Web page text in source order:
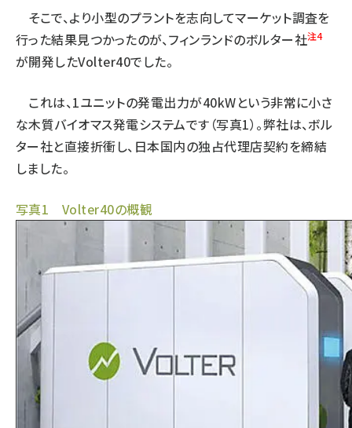
そこで、より小型のプラントを志向してマーケット調査を
行った結果見つかったのが、フィンランドのボルター社注4
が開発したVolter40でした。
これは、1ユニットの発電出力が40kWという非常に小さ
な木質バイオマス発電システムです（写真1）。弊社は、ボル
ター社と直接折衝し、日本国内の独占代理店契約を締結
しました。
写真1 Volter40の概観